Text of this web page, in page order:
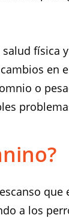
física
en
o
a los